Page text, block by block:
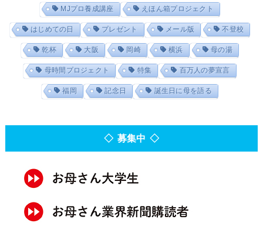
MJプロ養成講座 えほん箱プロジェクト
はじめての日 プレゼント メール版 不登校
乾杯 大阪 岡崎 横浜 母の湯
母時間プロジェクト 特集 百万人の夢宣言
福岡 記念日 誕生日に母を語る
◇ 募集中 ◇